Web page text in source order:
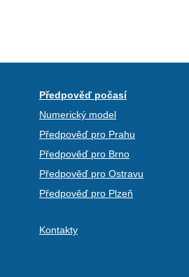
Předpověď počasí
Numerický model
Předpověď pro Prahu
Předpověď pro Brno
Předpověď pro Ostravu
Předpověď pro Plzeň
Kontakty